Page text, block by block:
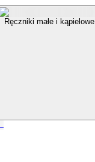
Ręczniki małe i kąpielowe